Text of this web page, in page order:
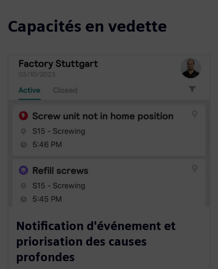
Capacités en vedette
Notification d'événement et
priorisation des causes
profondes